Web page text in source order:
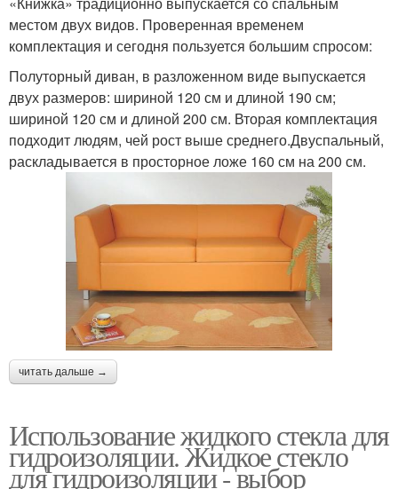
местом двух видов. Проверенная временем
комплектация и сегодня пользуется большим спросом:
Полуторный диван, в разложенном виде выпускается
двух размеров: шириной 120 см и длиной 190 см;
шириной 120 см и длиной 200 см. Вторая комплектация
подходит людям, чей рост выше среднего.Двуспальный,
раскладывается в просторное ложе 160 см на 200 см.
читать дальше →
Использование жидкого стекла для
гидроизоляции. Жидкое стекло
для гидроизоляции - выбор